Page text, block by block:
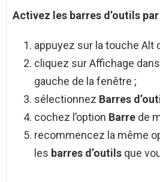
Activez les barres d’outils
appuyez sur la touche Alt
cliquez sur Affichage
gauche de la fenêtre ;
sélectionnez Barres
cochez l’option Barre de
recommencez la même
les barres d’outils que